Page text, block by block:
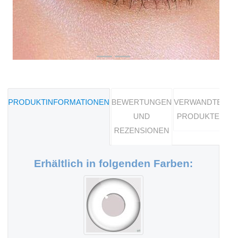
PRODUKTINFORMATIONEN BEWERTUNGEN
UND
REZENSIONEN
VERWANDTE
PRODUKTE
Erhältlich in folgenden Farben: